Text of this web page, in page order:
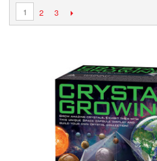
1 2 3